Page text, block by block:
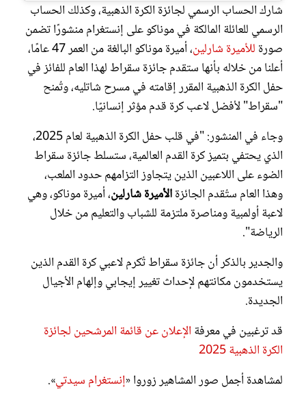
شارك الحساب الرسمي لجائزة الكرة الذهبية، وكذلك الحساب
الرسمي للعائلة المالكة في موناكو على إنستغرام منشورًا تضمن
صورة للأميرة شارلين
، أميرة موناكو البالغة من العمر 47 عامًا،
أعلنا من خلاله بأنها ستقدم جائزة سقراط لهذا العام للفائز في
حفل الكرة الذهبية المقرر إقامته في مسرح شاتليه، وتُمنح
"سقراط" لأفضل لاعب كرة قدم مؤثر إنسانيًا.
وجاء في المنشور: "في قلب حفل الكرة الذهبية لعام 2025،
الذي يحتفي بتميز كرة القدم العالمية، ستسلط جائزة سقراط
الضوء على اللاعبين الذين يتجاوز التزامهم حدود الملعب،
وهذا العام ستُقدم الجائزةالأميرة شارلين، أميرة موناكو، وهي
لاعبة أولمبية ومناصرة ملتزمة للشباب والتعليم من خلال
الرياضة".
والجدير بالذكر أن جائزة سقراط تُكرم لاعبي كرة القدم الذين
يستخدمون مكانتهم لإحداث تغيير إيجابي وإلهام الأجيال
الجديدة.
قد ترغبين في معرفة الإعلان عن قائمة المرشحين لجائزة
الكرة الذهبية 2025
لمشاهدة أجمل صور المشاهير زوروا «إنستغرام سيدتي».